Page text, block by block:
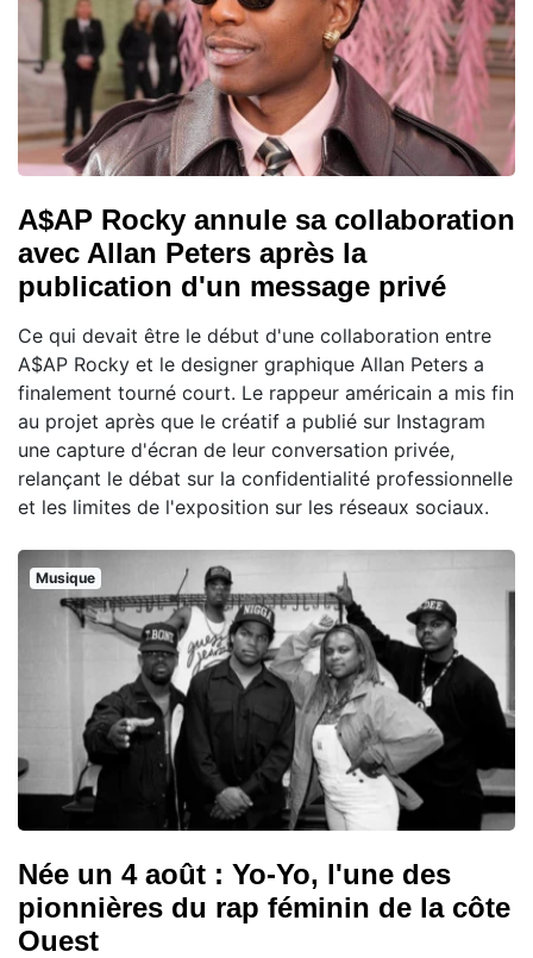
A$AP Rocky annule sa collaboration
avec Allan Peters après la
publication d'un message privé
Ce qui devait être le début d'une collaboration entre
A$AP Rocky et le designer graphique Allan Peters a
finalement tourné court. Le rappeur américain a mis fin
au projet après que le créatif a publié sur Instagram
une capture d'écran de leur conversation privée,
relançant le débat sur la confidentialité professionnelle
et les limites de l'exposition sur les réseaux sociaux.
Musique
Née un 4 août : Yo-Yo, l'une des
pionnières du rap féminin de la côte
Ouest